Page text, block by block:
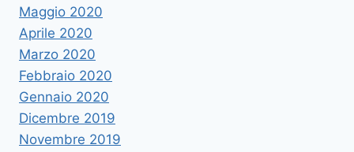
Maggio 2020
Aprile 2020
Marzo 2020
Febbraio 2020
Gennaio 2020
Dicembre 2019
Novembre 2019